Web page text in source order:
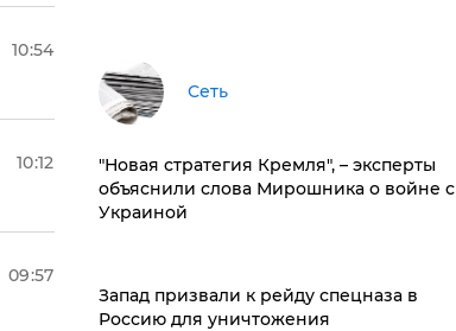
10:54
10:12
09:57
Сеть
"Новая стратегия Кремля", – эксперты
объяснили слова Мирошника о войне с
Украиной
Запад призвали к рейду спецназа в
Россию для уничтожения